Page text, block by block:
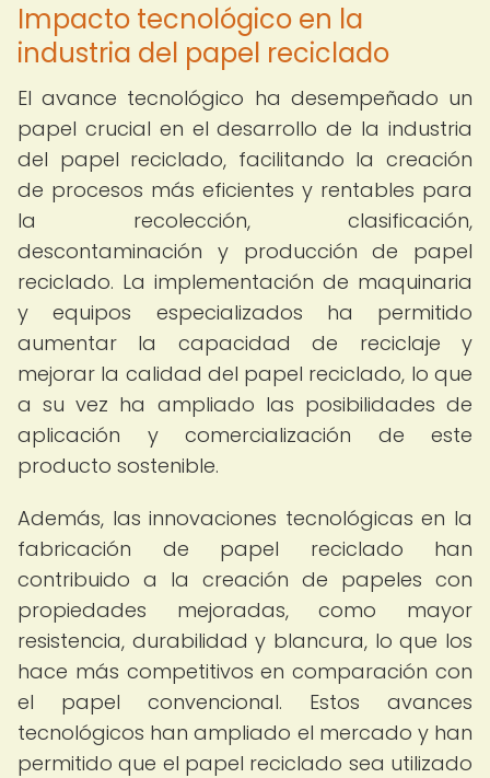
Impacto tecnológico en la
industria del papel reciclado
El avance tecnológico ha desempeñado un
papel crucial en el desarrollo de la industria
del papel reciclado, facilitando la creación
de procesos más eficientes y rentables para
la recolección, clasificación,
descontaminación y producción de papel
reciclado. La implementación de maquinaria
y equipos especializados ha permitido
aumentar la capacidad de reciclaje y
mejorar la calidad del papel reciclado, lo que
a su vez ha ampliado las posibilidades de
aplicación y comercialización de este
producto sostenible.
Además, las innovaciones tecnológicas en la
fabricación de papel reciclado han
contribuido a la creación de papeles con
propiedades mejoradas, como mayor
resistencia, durabilidad y blancura, lo que los
hace más competitivos en comparación con
el papel convencional. Estos avances
tecnológicos han ampliado el mercado y han
permitido que el papel reciclado sea utilizado